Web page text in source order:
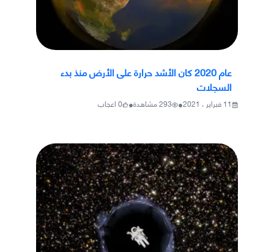
عام 2020 كان الأشد حرارة على الأرض منذ بدء
السجلات
11 فبراير ، 2021 •
293مشاهدة•
0اعجاب